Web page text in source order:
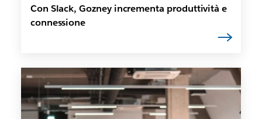
Con Slack, Gozney incrementa produttività e
connessione